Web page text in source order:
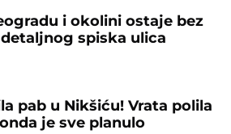
i okolini ostaje bez
spiska ulica
pab u Nikšiću! Vrata polila
je sve planulo